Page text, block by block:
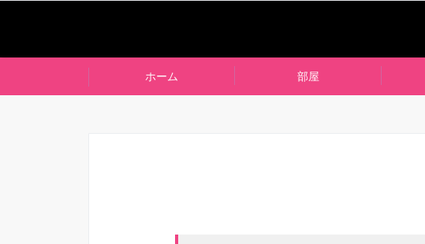
ホーム 部屋